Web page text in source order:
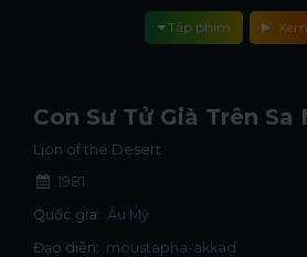
Tập phim
Con Sư Tử Già Trên Sa
Lion of the Desert
1981
Quốc gia: Âu Mỹ
Đạo diễn: moustapha-akkad